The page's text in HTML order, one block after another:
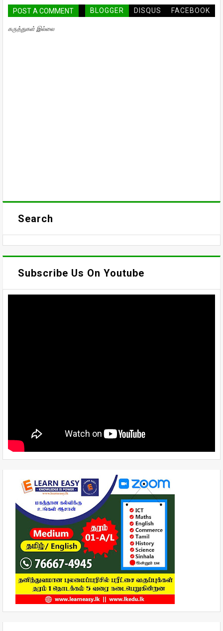
POST A COMMENT BLOGGER DISQUS FACEBOOK
கருத்துகள் இல்லை
Search
Subscribe Us On Youtube